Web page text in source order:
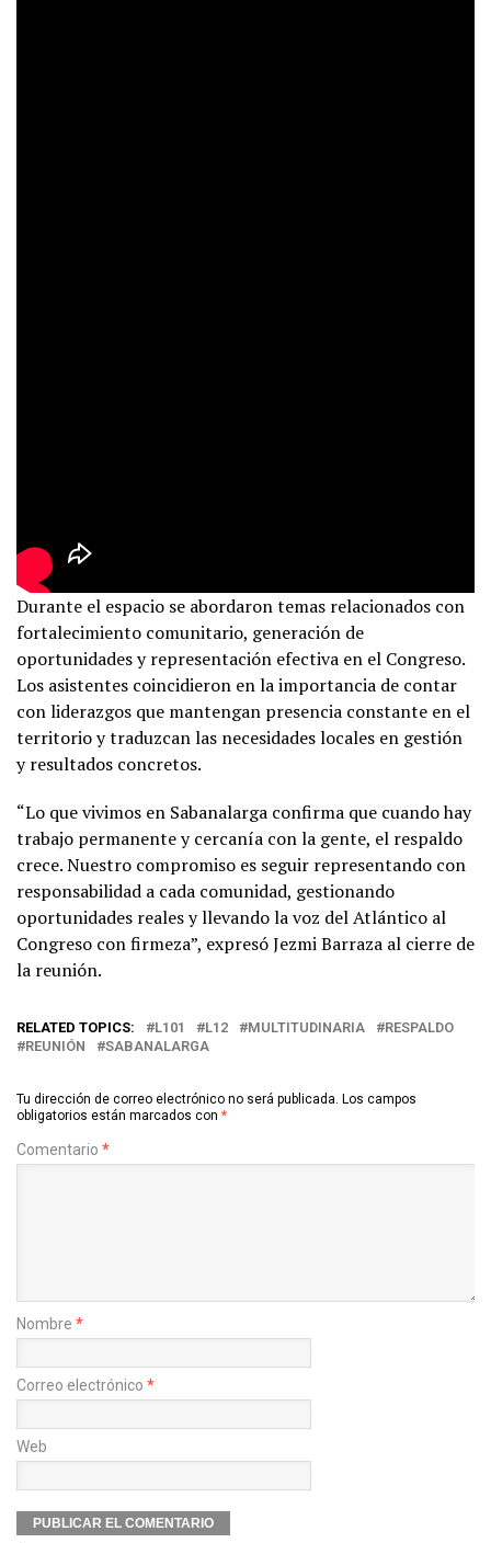
Durante el espacio se abordaron temas relacionados con
fortalecimiento comunitario, generación de
oportunidades y representación efectiva en el Congreso.
Los asistentes coincidieron en la importancia de contar
con liderazgos que mantengan presencia constante en el
territorio y traduzcan las necesidades locales en gestión
y resultados concretos.
“Lo que vivimos en Sabanalarga confirma que cuando hay
trabajo permanente y cercanía con la gente, el respaldo
crece. Nuestro compromiso es seguir representando con
responsabilidad a cada comunidad, gestionando
oportunidades reales y llevando la voz del Atlántico al
Congreso con firmeza”, expresó Jezmi Barraza al cierre de
la reunión.
RELATED TOPICS: L101 L12 MULTITUDINARIA
RESPALDO
REUNIÓN
SABANALARGA
Tu dirección de correo electrónico no será publicada. Los campos
obligatorios están marcados con *
Comentario *
Nombre *
Correo electrónico *
Web